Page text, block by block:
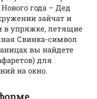
года – Дед
зайчат и
в упряжке, летящие
Свинка-символ
вы найдете
для
на окно.